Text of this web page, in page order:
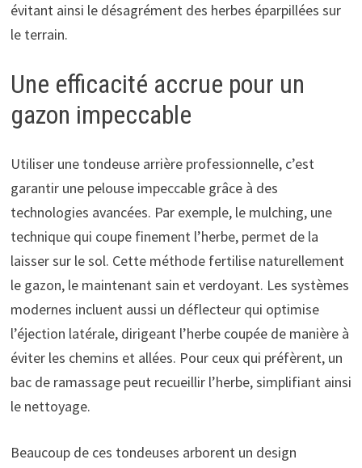
évitant ainsi le désagrément des herbes éparpillées sur
le terrain.
Une efficacité accrue pour un
gazon impeccable
Utiliser une tondeuse arrière professionnelle, c’est
garantir une pelouse impeccable grâce à des
technologies avancées. Par exemple, le mulching, une
technique qui coupe finement l’herbe, permet de la
laisser sur le sol. Cette méthode fertilise naturellement
le gazon, le maintenant sain et verdoyant. Les systèmes
modernes incluent aussi un déflecteur qui optimise
l’éjection latérale, dirigeant l’herbe coupée de manière à
éviter les chemins et allées. Pour ceux qui préfèrent, un
bac de ramassage peut recueillir l’herbe, simplifiant ainsi
le nettoyage.
Beaucoup de ces tondeuses arborent un design